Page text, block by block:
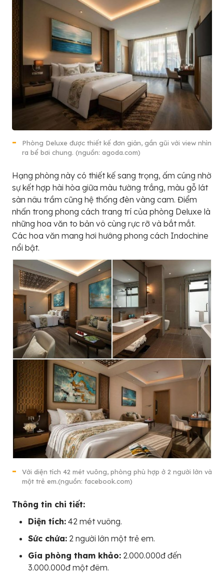
Phòng Deluxe được thiết kế đơn giản, gần gũi với view nhìn
ra bể bơi chung. (nguồn: agoda.com)
Hạng phòng này có thiết kế sang trọng, ấm cúng nhờ
sự kết hợp hài hòa giữa màu tường trắng, màu gỗ lát
sàn nâu trầm cũng hệ thống đèn vàng cam. Điểm
nhấn trong phong cách trang trí của phòng Deluxe là
những hoa văn to bản vô cùng rực rỡ và bắt mắt.
Các hoa văn mang hơi hướng phong cách Indochine
nổi bật.
Với diện tích 42 mét vuông, phòng phù hợp ở 2 người lớn và
một trẻ em.(nguồn: facebook.com)
Thông tin chi tiết:
Diện tích: 42 mét vuông.
Sức chứa: 2 người lớn một trẻ em.
Gía phòng tham khảo: 2.000.000đ đến
3.000.000đ một đêm.